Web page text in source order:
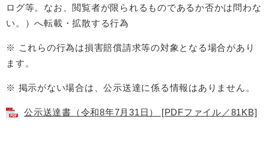
ログ等。なお、閲覧者が限られるものであるか否かは問わな
い。）へ転載・拡散する行為
※ これらの行為は損害賠償請求等の対象となる場合があり
ます。
※ 掲示がない場合は、公示送達に係る情報はありません。
公示送達書（令和8年7月31日） [PDFファイル／81KB]